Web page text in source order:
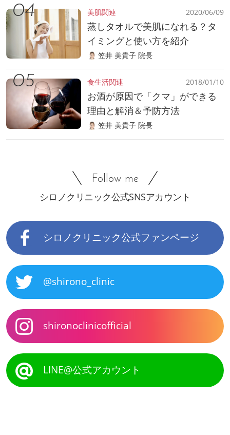
美肌関連 2020/06/09
蒸しタオルで美肌になれる？タ
イミングと使い方を紹介
笠井 美貴子 院長
食生活関連 2018/01/10
お酒が原因で「クマ」ができる
理由と解消＆予防方法
笠井 美貴子 院長
Follow me
シロノクリニック公式SNSアカウント
シロノクリニック公式ファンページ
@shirono_clinic
shironoclinicofficial
LINE@公式アカウント